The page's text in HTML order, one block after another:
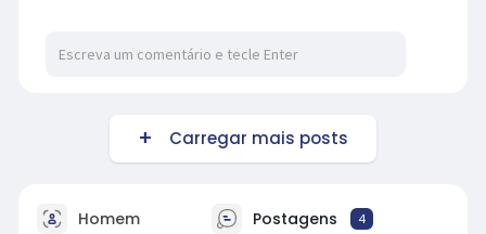
Carregar mais posts
Homem Postagens 4